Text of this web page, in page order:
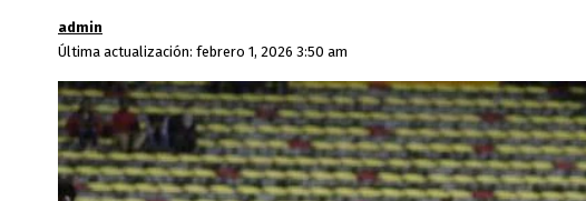
Última actualización: febrero 1, 2026 3:50 am
admin